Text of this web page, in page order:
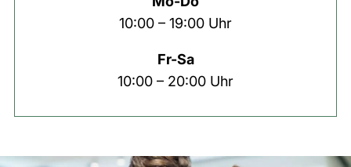
10:00 – 19:00 Uhr
Fr-Sa
10:00 – 20:00 Uhr